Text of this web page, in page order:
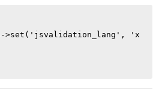
>set('jsvalidation_lang', 'x